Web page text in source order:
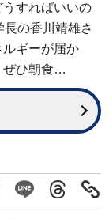
すればいいの
の香川靖雄さ
ギーが届か
ぜひ朝食…